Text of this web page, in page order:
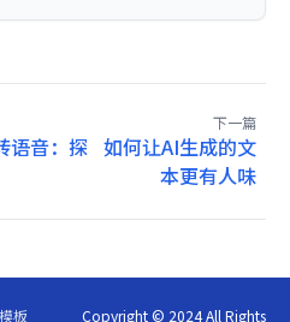
语音：探
下一篇
如何让AI生成的文
本更有人味
板 Copyright © 2024 All Rights